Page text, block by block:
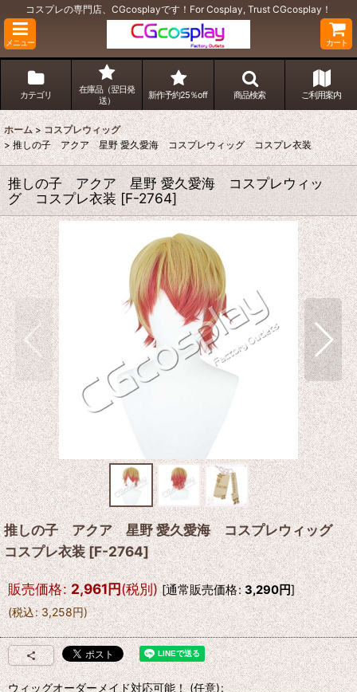
コスプレの専門店、CGcosplayです！For Cosplay, Trust CGcosplay！
メニュー カート
カテゴリ
在庫品（翌日発
送）
新作予約25％off 商品検索 ご利用案内
ホーム > コスプレウィッグ
> 推しの子 アクア 星野 愛久愛海 コスプレウィッグ コスプレ衣装
推しの子 アクア 星野 愛久愛海 コスプレウィッ
グ コスプレ衣装 [F-2764]
推しの子 アクア 星野 愛久愛海 コスプレウィッグ
コスプレ衣装[F-2764]
販売価格: 2,961円(税別) [通常販売価格: 3,290円]
(税込: 3,258円)
ウィッグオーダーメイド対応可能！(任意):